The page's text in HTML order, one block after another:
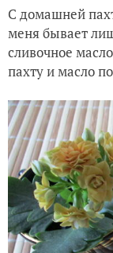
С домашней
меня бывает
сливочное
пахту и масло